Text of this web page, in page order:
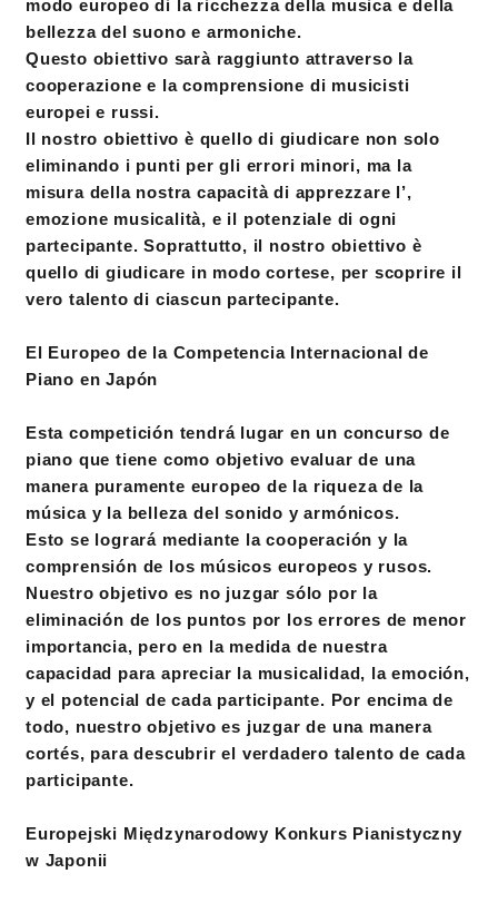
modo europeo di la ricchezza della musica e della
bellezza del suono e armoniche.
Questo obiettivo sarà raggiunto attraverso la
cooperazione e la comprensione di musicisti
europei e russi.
Il nostro obiettivo è quello di giudicare non solo
eliminando i punti per gli errori minori, ma la
misura della nostra capacità di apprezzare l’,
emozione musicalità, e il potenziale di ogni
partecipante. Soprattutto, il nostro obiettivo è
quello di giudicare in modo cortese, per scoprire il
vero talento di ciascun partecipante.
El Europeo de la Competencia Internacional de
Piano en Japón
Esta competición tendrá lugar en un concurso de
piano que tiene como objetivo evaluar de una
manera puramente europeo de la riqueza de la
música y la belleza del sonido y armónicos.
Esto se logrará mediante la cooperación y la
comprensión de los músicos europeos y rusos.
Nuestro objetivo es no juzgar sólo por la
eliminación de los puntos por los errores de menor
importancia, pero en la medida de nuestra
capacidad para apreciar la musicalidad, la emoción,
y el potencial de cada participante. Por encima de
todo, nuestro objetivo es juzgar de una manera
cortés, para descubrir el verdadero talento de cada
participante.
Europejski Międzynarodowy Konkurs Pianistyczny
w Japonii